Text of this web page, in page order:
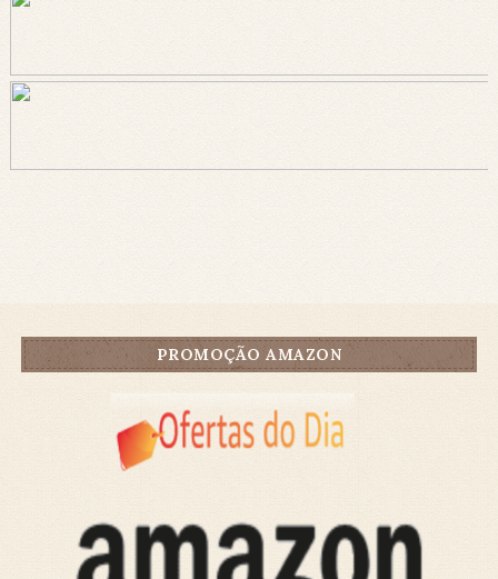
PROMOÇÃO AMAZON